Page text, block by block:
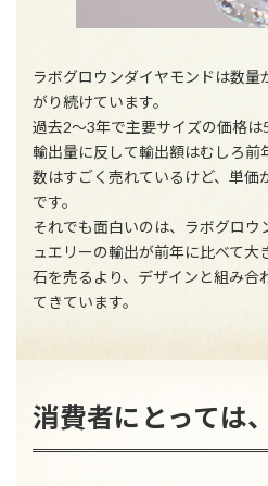
ラボグロウンダイヤモンドは数量
がり続けています。
過去2〜3年で主要サイズの価格は
輸出量に反して輸出額はむしろ前
数はすごく売れているけど、単価
です。
それでも面白いのは、ラボグロウ
ュエリーの輸出が前年に比べて大
石を売るより、デザインと組み合
てきています。
消費者にとっては